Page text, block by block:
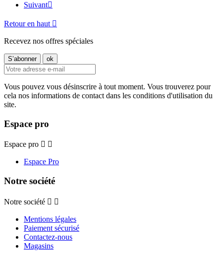
Suivant
Retour en haut 
Recevez nos offres spéciales
Vous pouvez vous désinscrire à tout moment. Vous trouverez pour
cela nos informations de contact dans les conditions d'utilisation du
site.
Espace pro
Espace pro  
Espace Pro
Notre société
Notre société  
Mentions légales
Paiement sécurisé
Contactez-nous
Magasins